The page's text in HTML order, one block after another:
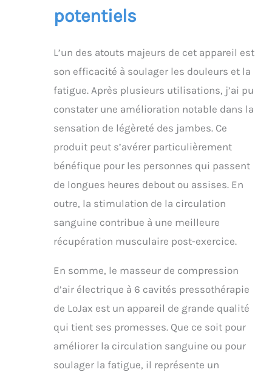
potentiels
L’un des atouts majeurs de cet appareil est
son efficacité à soulager les douleurs et la
fatigue. Après plusieurs utilisations, j’ai pu
constater une amélioration notable dans la
sensation de légèreté des jambes. Ce
produit peut s’avérer particulièrement
bénéfique pour les personnes qui passent
de longues heures debout ou assises. En
outre, la stimulation de la circulation
sanguine contribue à une meilleure
récupération musculaire post-exercice.
En somme, le masseur de compression
d’air électrique à 6 cavités pressothérapie
de LoJax est un appareil de grande qualité
qui tient ses promesses. Que ce soit pour
améliorer la circulation sanguine ou pour
soulager la fatigue, il représente un